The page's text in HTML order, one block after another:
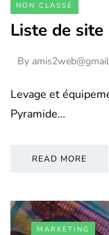
NON CLASSÉ
Liste de site
By
Levage et
Pyramide…
READ MORE
MARKETING